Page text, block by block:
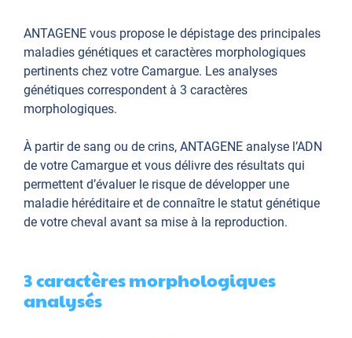
ANTAGENE vous propose le dépistage des principales
maladies génétiques et caractères morphologiques
pertinents chez votre Camargue. Les analyses
génétiques correspondent à 3 caractères
morphologiques.
À partir de sang ou de crins, ANTAGENE analyse l’ADN
de votre Camargue et vous délivre des résultats qui
permettent d’évaluer le risque de développer une
maladie héréditaire et de connaître le statut génétique
de votre cheval avant sa mise à la reproduction.
3 caractères morphologiques
analysés